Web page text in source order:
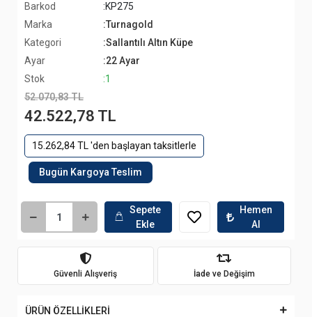
Barkod
:KP275
Marka
:Turnagold
Kategori
:Sallantılı Altın Küpe
Ayar
:22 Ayar
Stok
:1
52.070,83 TL
42.522,78 TL
15.262,84 TL 'den başlayan taksitlerle
Bugün Kargoya Teslim
Sepete
Ekle
Hemen
Al
Güvenli Alışveriş İade ve Değişim
ÜRÜN ÖZELLİKLERİ